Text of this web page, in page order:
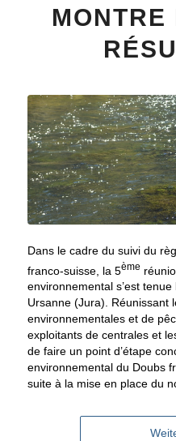
Dans le cadre du suivi du
franco-suisse, la 5ème
environnemental s’est
Ursanne (Jura). Réunissant
environnementales et de
exploitants de centrales et
de faire un point d’étape
environnemental du Doubs
suite à la mise en place du